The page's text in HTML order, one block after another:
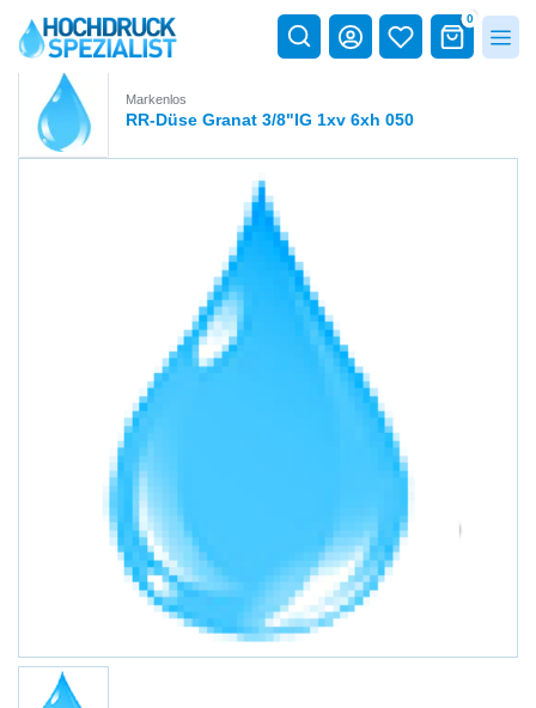
0
Markenlos
RR-Düse Granat 3/8"IG 1xv 6xh 050